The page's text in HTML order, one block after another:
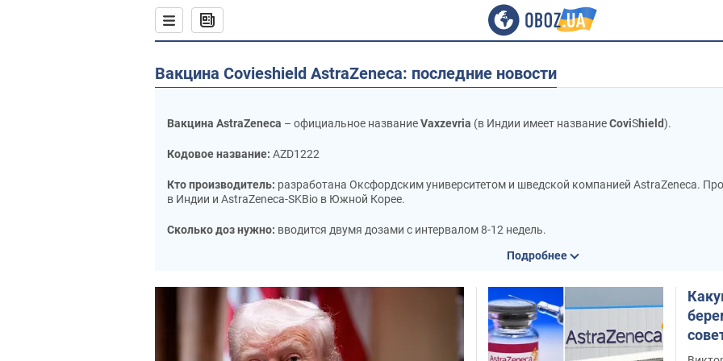
Вакцина Covieshield AstraZeneca: последние новости
Вакцина AstraZeneca – официальное названиеVaxzevria (в Индии имеет названиеCoviShield).
Кодовое название: AZD1222
Кто производитель: разработана Оксфордским университетом и шведской компанией AstraZeneca.
в Индии и AstraZeneca-SKBio в Южной Корее.
Сколько доз нужно: вводится двумя дозами с интервалом 8-12 недель.
с января 2022 года вакцины Comirnaty и Moderna используются в Украине для
Какая эффективность:по данным производителя, AstraZeneca показала эффективность в 63%
клинического исследования. В ВОЗ считают, что вакцина эффективна для контроля пандемии.
Вакцинация беременных и людей с хроническими болезнями:ВОЗ советует индивидуальный подход
Подробнее